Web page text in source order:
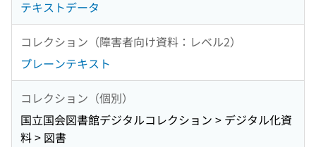
テキストデータ
コレクション（障害者向け資料：レベル2）
プレーンテキスト
コレクション（個別）
国立国会図書館デジタルコレクション > デジタル化資
料 > 図書